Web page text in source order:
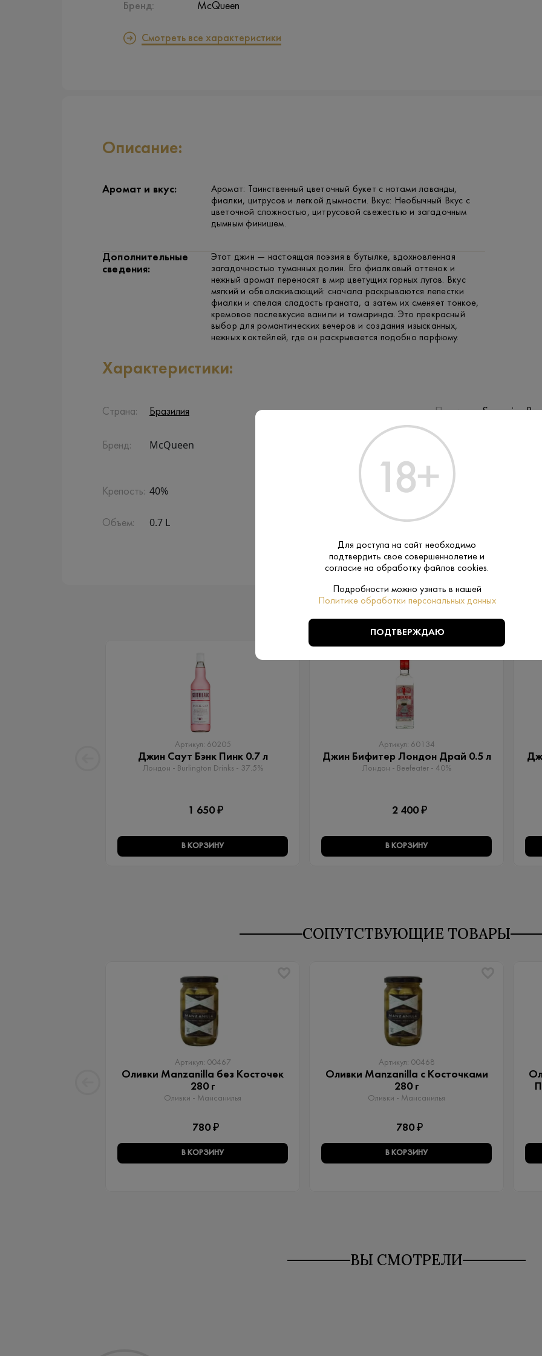
Бренд: McQueen
Смотреть все характеристики
Описание:
Аромат и вкус:
Аромат: Таинственный цветочный букет с нотами лаванды,
фиалки, цитрусов и легкой дымности. Вкус: Необычный Вкус с
цветочной сложностью, цитрусовой свежестью и загадочным
дымным финишем.
Дополнительные
сведения:
Этот джин — настоящая поэзия в бутылке, вдохновленная
загадочностью туманных долин. Его фиалковый оттенок и
нежный аромат переносят в мир цветущих горных лугов. Вкус
мягкий и обволакивающий: сначала раскрываются лепестки
фиалки и спелая сладость граната, а затем их сменяет тонкое,
кремовое послевкусие ванили и тамаринда. Это прекрасный
выбор для романтических вечеров и создания изысканных,
нежных коктейлей, где он раскрывается подобно парфюму.
Характеристики:
Страна: Бразилия Производитель:
Sovereign
Бренд: McQueen
Температура
подачи:
Крепость: 40% Регион:
Объем: 0.7 L
ПОХОЖИЕ
Артикул: 60205
Джин Саут Бэнк Пинк 0.7 л
Лондон - Burlington Drinks - 37.5%
1 650 ₽
В КОРЗИНУ
Артикул: 60134
Джин Бифитер Лондон Драй 0.5 л
Лондон - Beefeater - 40%
2 400 ₽
В КОРЗИНУ
СОПУТСТВУЮЩИЕ ТОВАРЫ
Артикул: 00467
Оливки Manzanilla без Косточек
280 г
Оливки - Мансанилья
780 ₽
В КОРЗИНУ
Артикул: 00468
Оливки Manzanilla с Косточками
280 г
Оливки - Мансанилья
780 ₽
В КОРЗИНУ
ВЫ СМОТРЕЛИ
Для доступа на сайт необходимо
подтвердить свое совершеннолетие и
согласие на обработку файлов cookies.
Подробности можно узнать в нашей
Политике обработки персональных данных
ПОДТВЕРЖДАЮ